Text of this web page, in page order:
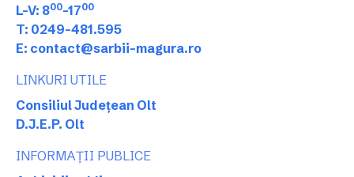
L-V: 800-1700
T: 0249-481.595
E: contact@sarbii-magura.ro
LINKURI UTILE
Consiliul Județean Olt
D.J.E.P. Olt
INFORMAȚII PUBLICE